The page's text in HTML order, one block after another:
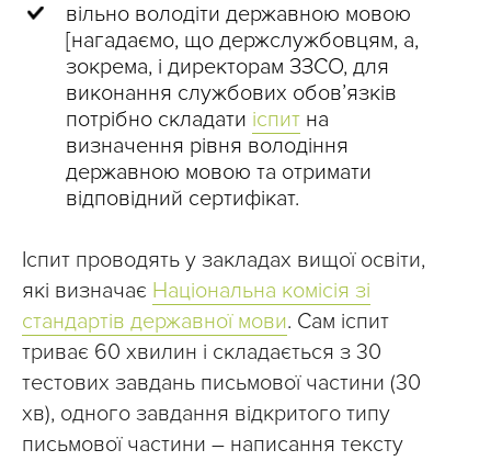
вільно володіти державною мовою
[нагадаємо, що держслужбовцям, а,
зокрема, і директорам ЗЗСО, для
виконання службових обов’язків
потрібно складати іспит на
визначення рівня володіння
державною мовою та отримати
відповідний сертифікат.
Іспит проводять у закладах вищої освіти,
які визначає Національна комісія зі
стандартів державної мови. Сам іспит
триває 60 хвилин і складається з 30
тестових завдань письмової частини (30
хв), одного завдання відкритого типу
письмової частини – написання тексту